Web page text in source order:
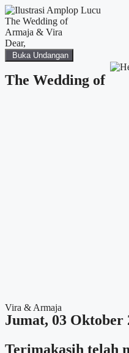
The Wedding of
Armaja & Vira
Dear,
Buka Undangan
The Wedding of
Vira & Armaja
Jumat, 03 Oktober
Terimakasih telah